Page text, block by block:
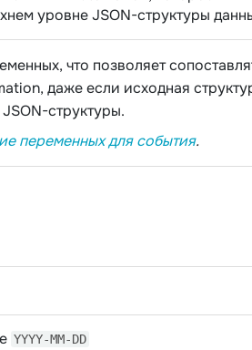
уровне JSON-структуры
что позволяет
даже если исходная
структуры.
переменных для события.
YYYY-MM-DD